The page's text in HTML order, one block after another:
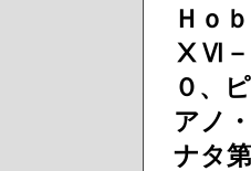
Ｈｏ
ⅩⅥ－
０、
アノ
ナタ